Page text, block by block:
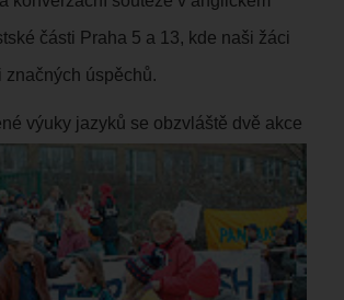
části Praha 5 a 13, kde naši žáci
značných úspěchů.
výuky jazyků se obzvláště dvě akce